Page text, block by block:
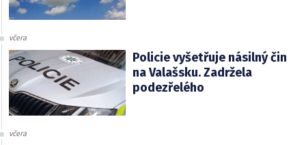
včera
Policie vyšetřuje násilný čin
na Valašsku. Zadržela
podezřelého
včera